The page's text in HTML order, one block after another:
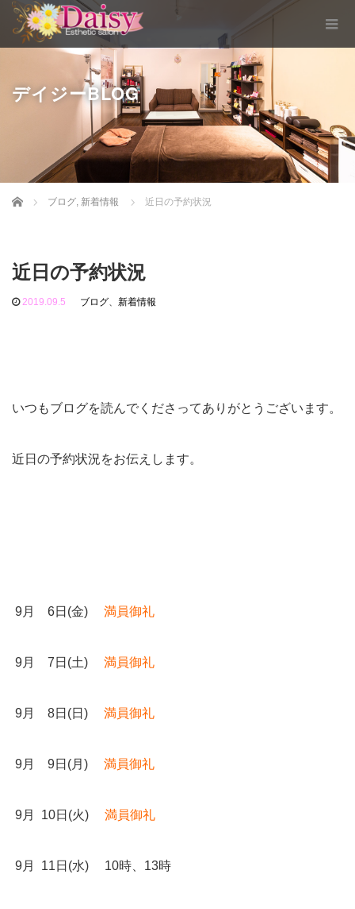
デイジーBLOG
Home ブログ, 新着情報 近日の予約状況
近日の予約状況
2019.09.5 ブログ、 新着情報
いつもブログを読んでくださってありがとうございます。
近日の予約状況をお伝えします。
9月 6日(金) 満員御礼
9月 7日(土) 満員御礼
9月 8日(日) 満員御礼
9月 9日(月) 満員御礼
9月 10日(火) 満員御礼
9月 11日(水) 10時、13時